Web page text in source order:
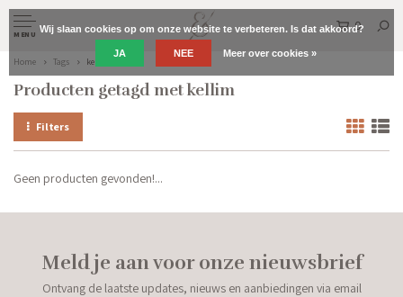
MENU
0
Home Tags kellim
Producten getagd met kellim
Filters
Geen producten gevonden!...
Meld je aan voor onze nieuwsbrief
Ontvang de laatste updates, nieuws en aanbiedingen via email
Wij slaan cookies op om onze website te verbeteren. Is dat akkoord?
JA NEE Meer over cookies »